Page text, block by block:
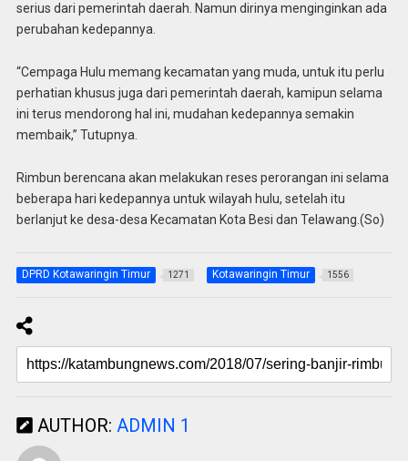
serius dari pemerintah daerah. Namun dirinya menginginkan ada
perubahan kedepannya.
“Cempaga Hulu memang kecamatan yang muda, untuk itu perlu
perhatian khusus juga dari pemerintah daerah, kamipun selama
ini terus mendorong hal ini, mudahan kedepannya semakin
membaik,” Tutupnya.
Rimbun berencana akan melakukan reses perorangan ini selama
beberapa hari kedepannya untuk wilayah hulu, setelah itu
berlanjut ke desa-desa Kecamatan Kota Besi dan Telawang.(So)
DPRD Kotawaringin Timur 1271 Kotawaringin Timur 1556
AUTHOR: ADMIN 1